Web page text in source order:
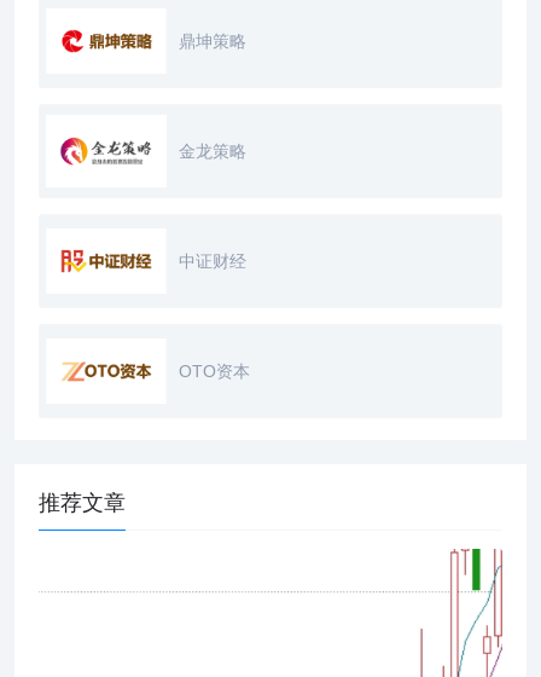
鼎坤策略
金龙策略
中证财经
OTO资本
推荐文章